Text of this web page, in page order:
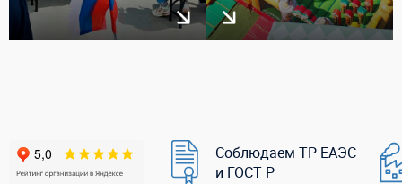
Соблюдаем ТР ЕАЭС
и ГОСТ Р